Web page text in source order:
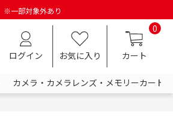
※一部対象外あり
ログイン お気に入り
0
カート
カメラ・カメラレンズ・メモリーカード